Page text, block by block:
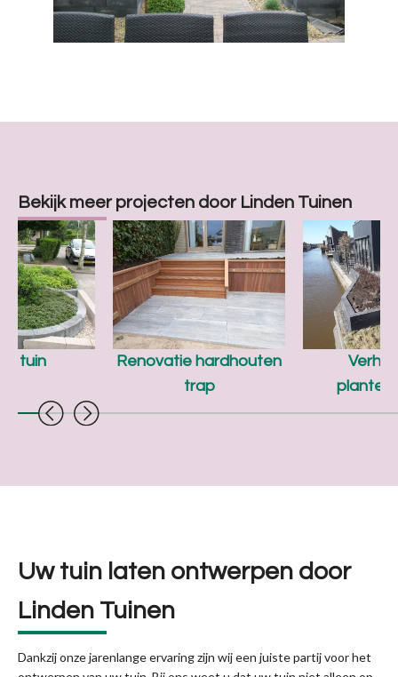
Bekijk meer projecten door Linden Tuinen
Renovatie hardhouten
trap
tuin
Uw tuin laten ontwerpen door
Linden Tuinen
Dankzij onze jarenlange ervaring zijn wij een juiste partij voor het